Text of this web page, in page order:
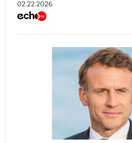
02.22.2026